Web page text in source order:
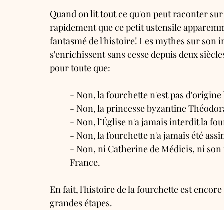
Quand on lit tout ce qu'on peut raconter
rapidement que ce petit ustensile
fantasmé de l'histoire! Les mythes sur
s'enrichissent sans cesse depuis deux
pour toute que:
- Non, la fourchette n'est pas
- Non, la princesse byzantine
- Non, l’Église n'a jamais interdit la
- Non, la fourchette n'a jamais été
- Non, ni Catherine de Médicis, ni
France.
En fait, l'histoire de la fourchette est
grandes étapes.